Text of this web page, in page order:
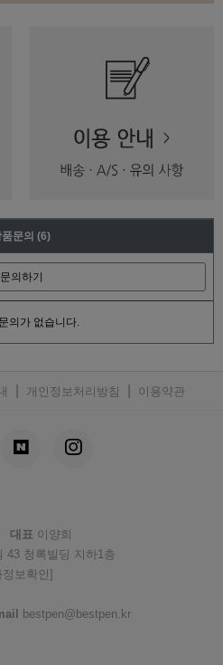
문의 (6)
문의하기
의가 없습니다.
개인정보처리방침 이용약관
대표 이양희
43 청록빌딩 지하1층
보확인]
bestpen@bestpen.kr